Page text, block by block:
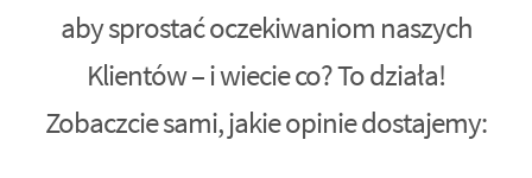
aby sprostać oczekiwaniom naszych
Klientów – i wiecie co? To działa!
Zobaczcie sami, jakie opinie dostajemy: